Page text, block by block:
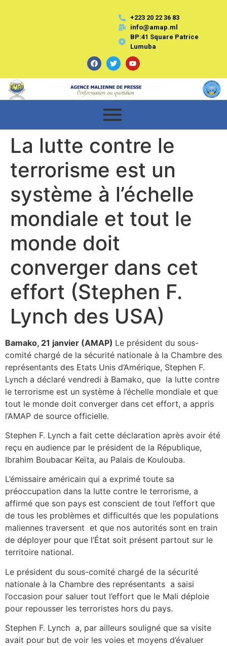
+223 20 22 36 83
info@amap.ml
BP:41 Square Patrice
Lumuba
La lutte contre le
terrorisme est un
système à l’échelle
mondiale et tout le
monde doit
converger dans cet
effort (Stephen F.
Lynch des USA)
Bamako, 21 janvier (AMAP) Le président du sous-
comité chargé de la sécurité nationale à la Chambre des
représentants des Etats Unis d’Amérique, Stephen F.
Lynch a déclaré vendredi à Bamako, que la lutte contre
le terrorisme est un système à l’échelle mondiale et que
tout le monde doit converger dans cet effort, a appris
l’AMAP de source officielle.
Stephen F. Lynch a fait cette déclaration après avoir été
reçu en audience par le président de la République,
Ibrahim Boubacar Keïta, au Palais de Koulouba.
L’émissaire américain qui a exprimé toute sa
préoccupation dans la lutte contre le terrorisme, a
affirmé que son pays est conscient de tout l’effort que
de tous les problèmes et difficultés que les populations
maliennes traversent et que nos autorités sont en train
de déployer pour que l’État soit présent partout sur le
territoire national.
Le président du sous-comité chargé de la sécurité
nationale à la Chambre des représentants a saisi
l’occasion pour saluer tout l’effort que le Mali déploie
pour repousser les terroristes hors du pays.
Stephen F. Lynch a, par ailleurs souligné que sa visite
avait pour but de voir les voies et moyens d’évaluer